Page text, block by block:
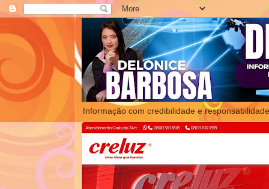
Informação com credibilidade e